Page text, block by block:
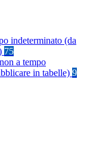
indeterminato (da
75
a tempo
in tabelle) 9